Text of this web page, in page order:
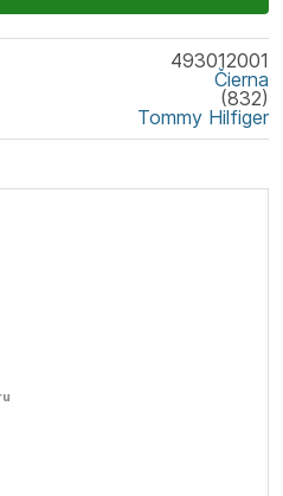
493012001
Čierna
(832)
Tommy Hilfiger